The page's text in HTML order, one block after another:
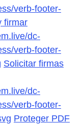
verb-footer-
firmar
dc-
verb-footer-
Solicitar firmas
dc-
verb-footer-
Proteger PDF